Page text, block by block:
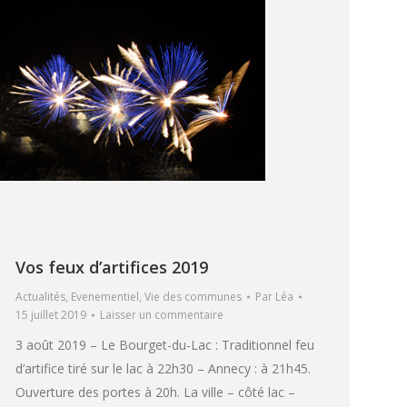
Vos feux d’artifices 2019
Actualités, Evenementiel, Vie des communes Par Léa
15 juillet 2019
Laisser un commentaire
3 août 2019 – Le Bourget-du-Lac : Traditionnel feu
d’artifice tiré sur le lac à 22h30 – Annecy : à 21h45.
Ouverture des portes à 20h. La ville – côté lac –